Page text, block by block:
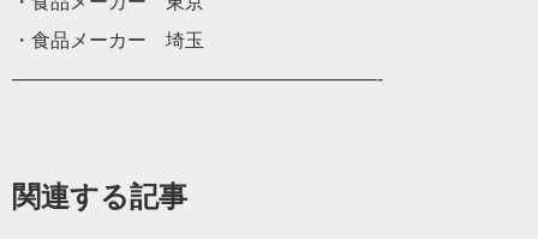
・食品メーカー 埼玉
———————————————————-
関連する記事